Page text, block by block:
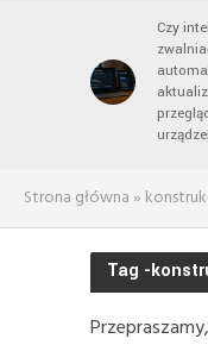
Czy
Strona główna »
Tag -